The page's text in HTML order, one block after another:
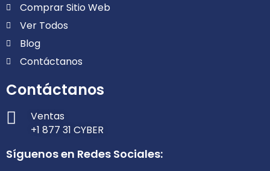
Comprar Sitio Web
Ver Todos
Blog
Contáctanos
Contáctanos
Ventas
+1 877 31 CYBER
Síguenos en Redes Sociales: